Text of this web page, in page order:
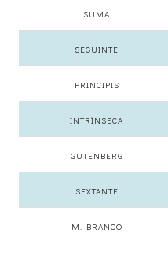
SUMA
SEGUINTE
PRINCIPIS
INTRÍNSECA
GUTENBERG
SEXTANTE
M. BRANCO